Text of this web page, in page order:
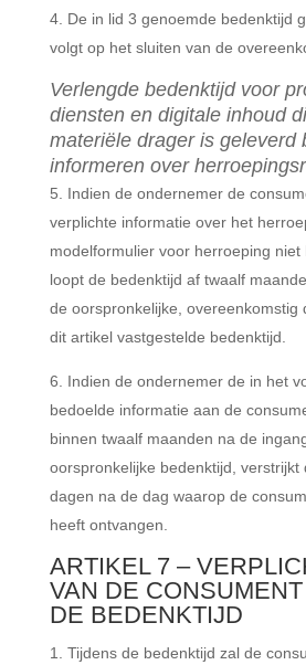
De in lid 3 genoemde bedenktijd
volgt op het sluiten van de
Verlengde bedenktijd voor
diensten en digitale inhoud
materiële drager is geleverd
informeren over
Indien de ondernemer de
verplichte informatie over het
modelformulier voor herroeping niet
loopt de bedenktijd af twaalf
de oorspronkelijke, overeenkomstig
dit artikel vastgestelde bedenktijd.
Indien de ondernemer de in het
bedoelde informatie aan de
binnen twaalf maanden na de
oorspronkelijke bedenktijd, verstrijkt
dagen na de dag waarop de
heeft ontvangen.
ARTIKEL 7 –
VAN DE
DE BEDENKTIJD
Tijdens de bedenktijd zal de